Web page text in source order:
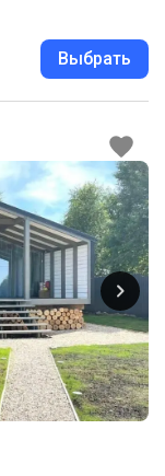
Выбрать